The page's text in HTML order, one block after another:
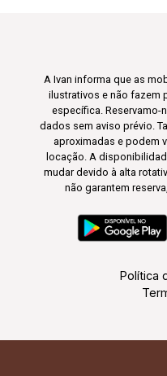
A Ivan informa que as
ilustrativos e não fazem
específica. Reservamo-
dados sem aviso prévio.
aproximadas e podem
locação. A
mudar devido à alta
não garantem
Política